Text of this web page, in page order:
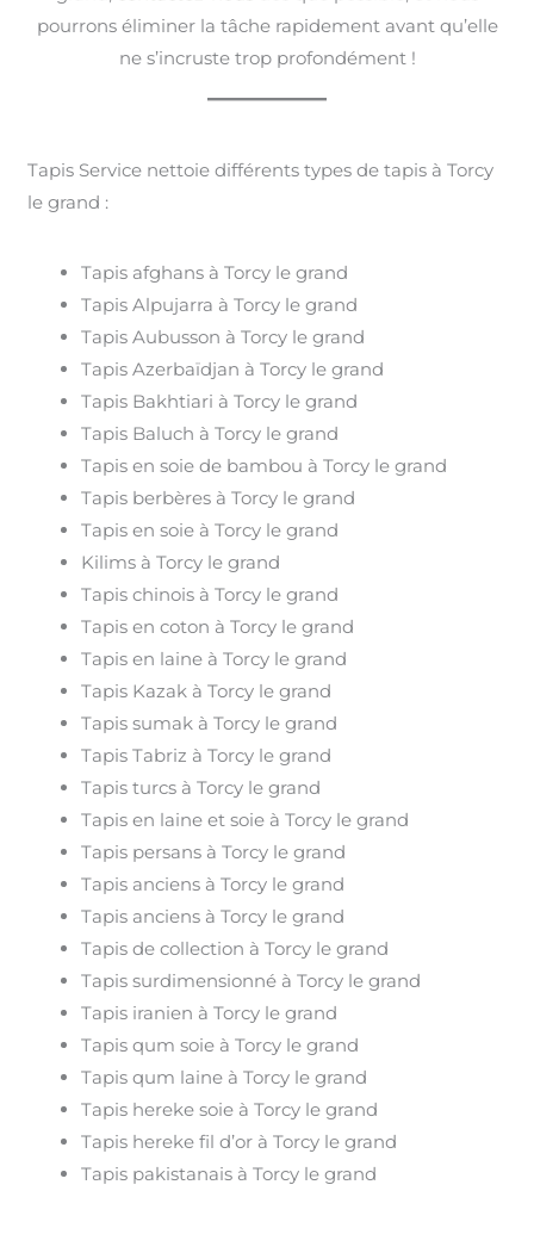
pourrons éliminer la tâche rapidement avant qu’elle
ne s’incruste trop profondément !
Tapis Service nettoie différents types de tapis à Torcy
le grand :
Tapis afghans à Torcy le grand
Tapis Alpujarra à Torcy le grand
Tapis Aubusson à Torcy le grand
Tapis Azerbaïdjan à Torcy le grand
Tapis Bakhtiari à Torcy le grand
Tapis Baluch à Torcy le grand
Tapis en soie de bambou à Torcy le grand
Tapis berbères à Torcy le grand
Tapis en soie à Torcy le grand
Kilims à Torcy le grand
Tapis chinois à Torcy le grand
Tapis en coton à Torcy le grand
Tapis en laine à Torcy le grand
Tapis Kazak à Torcy le grand
Tapis sumak à Torcy le grand
Tapis Tabriz à Torcy le grand
Tapis turcs à Torcy le grand
Tapis en laine et soie à Torcy le grand
Tapis persans à Torcy le grand
Tapis anciens à Torcy le grand
Tapis anciens à Torcy le grand
Tapis de collection à Torcy le grand
Tapis surdimensionné à Torcy le grand
Tapis iranien à Torcy le grand
Tapis qum soie à Torcy le grand
Tapis qum laine à Torcy le grand
Tapis hereke soie à Torcy le grand
Tapis hereke fil d’or à Torcy le grand
Tapis pakistanais à Torcy le grand